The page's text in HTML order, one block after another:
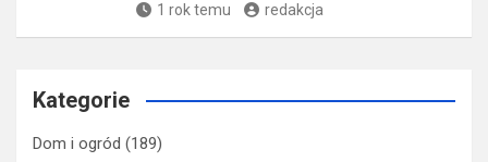
1 rok temu redakcja
Kategorie
Dom i ogród (189)